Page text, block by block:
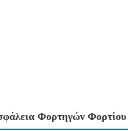
Φορτηγών Φορτίου